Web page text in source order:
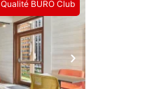
Qualité BURO Club